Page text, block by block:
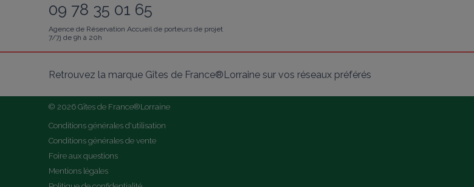
09 78 35 01 65
Agence de Réservation Accueil de porteurs de projet
7/7j de 9h à 20h
Retrouvez la marque Gîtes de France®Lorraine sur vos réseaux préférés
© 2026 Gîtes de France®Lorraine
Conditions générales d'utilisation
Conditions générales de vente
Foire aux questions
Mentions légales